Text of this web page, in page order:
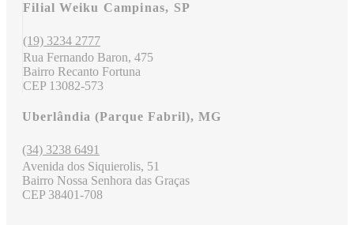
Filial Weiku Campinas, SP
(19) 3234 2777
Rua Fernando Baron, 475
Bairro Recanto Fortuna
CEP 13082-573
Uberlândia (Parque Fabril), MG
(34) 3238 6491
Avenida dos Siquierolis, 51
Bairro Nossa Senhora das Graças
CEP 38401-708